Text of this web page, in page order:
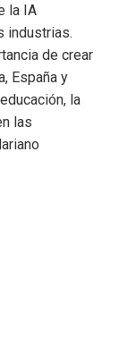
la IA
industrias.
de crear
España y
la
las